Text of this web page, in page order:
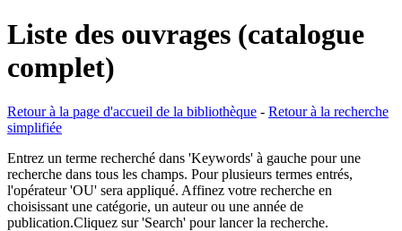
Liste des ouvrages (catalogue
complet)
Retour à la page d'accueil de la bibliothèque - Retour à la recherche
simplifiée
Entrez un terme recherché dans 'Keywords' à gauche pour une
recherche dans tous les champs. Pour plusieurs termes entrés,
l'opérateur 'OU' sera appliqué. Affinez votre recherche en
choisissant une catégorie, un auteur ou une année de
publication.Cliquez sur 'Search' pour lancer la recherche.